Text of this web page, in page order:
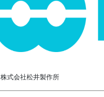
株式会社松井製作所